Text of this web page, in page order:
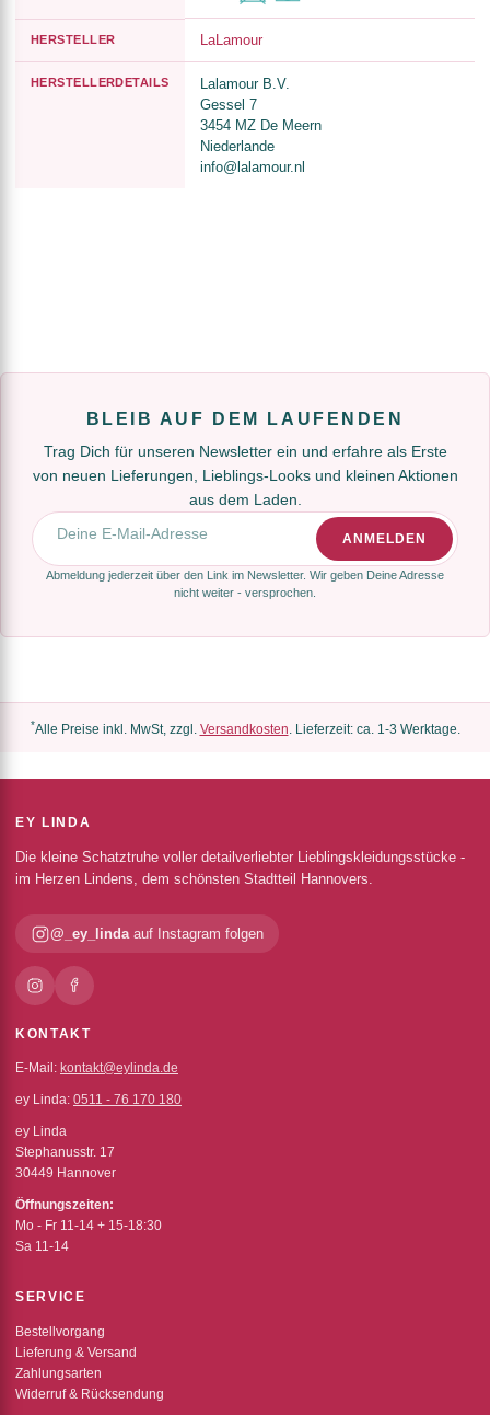
HERSTELLER LaLamour
HERSTELLERDETAILS
Lalamour B.V.
Gessel 7
3454 MZ De Meern
Niederlande
info@lalamour.nl
BLEIB AUF DEM LAUFENDEN
Trag Dich für unseren Newsletter ein und erfahre als Erste
von neuen Lieferungen, Lieblings-Looks und kleinen Aktionen
aus dem Laden.
E-Mail-Adresse
ANMELDEN
Abmeldung jederzeit über den Link im Newsletter. Wir geben Deine Adresse
nicht weiter - versprochen.
*Alle Preise inkl. MwSt, zzgl. Versandkosten. Lieferzeit: ca. 1-3 Werktage.
EY LINDA
Die kleine Schatztruhe voller detailverliebter Lieblingskleidungsstücke -
im Herzen Lindens, dem schönsten Stadtteil Hannovers.
@_ey_lindaauf Instagram folgen
KONTAKT
E-Mail: kontakt@eylinda.de
ey Linda: 0511 - 76 170 180
ey Linda
Stephanusstr. 17
30449 Hannover
Öffnungszeiten:
Mo - Fr 11-14 + 15-18:30
Sa 11-14
SERVICE
Bestellvorgang
Lieferung & Versand
Zahlungsarten
Widerruf & Rücksendung